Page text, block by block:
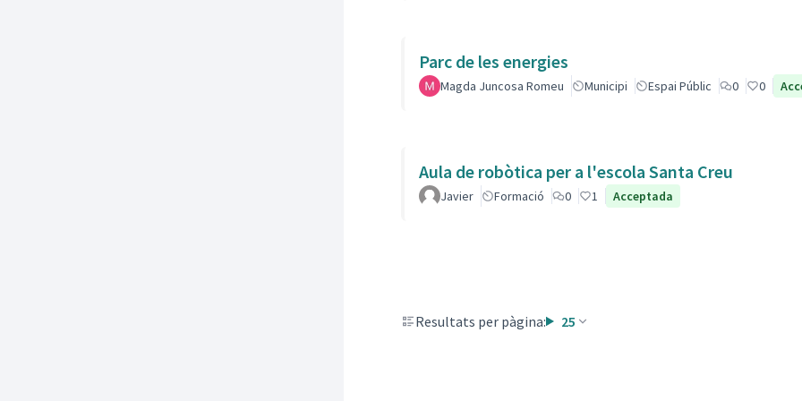
Parc de les energies
Magda Juncosa Romeu Municipi Espai Públic 0 0
Aula de robòtica per a l'escola Santa Creu
Javier Formació 0 1 Acceptada
Resultats per pàgina: 25